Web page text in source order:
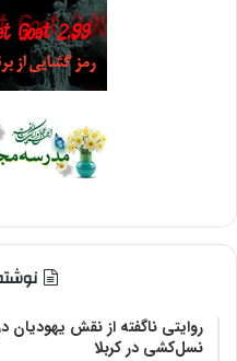
روایتی ناگفته از نقش یهودیان
نسل‌کشی در کربلا